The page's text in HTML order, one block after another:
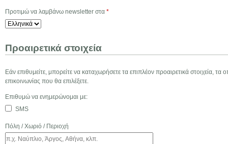
φ
ε
ί
τ
ε
σ
Προτιμώ να λαμβάνω newsletter στα *
Προαιρετικά στοιχεία
Eάν επιθυμείτε, μπορείτε να καταχωρήσετε τα επιπλέον προαιρετικά
επικοινωνίας που θα επιλέξετε.
Επιθυμώ να ενημερώνομαι με:
SMS
Πόλη / Χωριό / Περιοχή